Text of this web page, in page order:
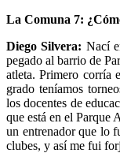
La Comuna 7:
Diego Silvera: Nací
pegado al barrio de
atleta. Primero corría
grado teníamos
los docentes de
que está en el Parque
un entrenador que lo
clubes, y así me fui